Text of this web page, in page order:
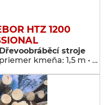
HTZ 1200
stroje
kmeňa: 1,5 m • …